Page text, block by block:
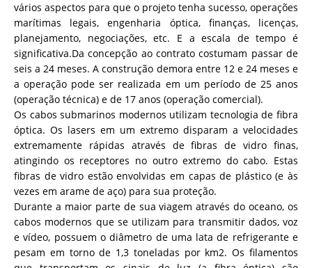
vários aspectos para que o projeto tenha sucesso, operações
marítimas legais, engenharia óptica, finanças, licenças,
planejamento, negociações, etc. E a escala de tempo é
significativa.Da concepção ao contrato costumam passar de
seis a 24 meses. A construção demora entre 12 e 24 meses e
a operação pode ser realizada em um período de 25 anos
(operação técnica) e de 17 anos (operação comercial).
Os cabos submarinos modernos utilizam tecnologia de fibra
óptica. Os lasers em um extremo disparam a velocidades
extremamente rápidas através de fibras de vidro finas,
atingindo os receptores no outro extremo do cabo. Estas
fibras de vidro estão envolvidas em capas de plástico (e às
vezes em arame de aço) para sua proteção.
Durante a maior parte de sua viagem através do oceano, os
cabos modernos que se utilizam para transmitir dados, voz
e vídeo, possuem o diâmetro de uma lata de refrigerante e
pesam em torno de 1,3 toneladas por km2. Os filamentos